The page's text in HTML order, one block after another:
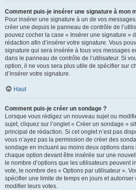
Comment puis-je insérer une signature à mon
Pour insérer une signature à un de vos
créer une depuis le panneau de contrôle de
pouvez cocher la case « Insérer une signature »
rédaction afin d’insérer votre signature. Vous
signature qui sera insérée à tous vos messages
dans le panneau de contrôle de l’utilisateur. Si
option, il ne vous sera plus utile de spécifier sur
d’insérer votre signature.
Haut
Comment puis-je créer un sondage ?
Lorsque vous rédigez un nouveau sujet ou
sujet, cliquez sur l’onglet « Créer un sondage »
principal de rédaction. Si cet onglet n’est pas
vous n’ayez pas la permission de créer des
sondage en incluant au moins deux options
chaque option devant être insérée sur une
le nombre d’options que les utilisateurs peuvent
vote, le nombre des « Options par utilisateur ».
spécifier une limite de temps en jours et
modifier leurs votes.